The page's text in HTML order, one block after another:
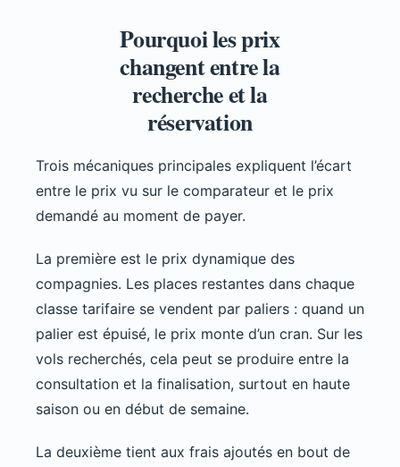
Pourquoi les prix
changent entre la
recherche et la
réservation
Trois mécaniques principales expliquent l’écart
entre le prix vu sur le comparateur et le prix
demandé au moment de payer.
La première est le prix dynamique des
compagnies. Les places restantes dans chaque
classe tarifaire se vendent par paliers : quand un
palier est épuisé, le prix monte d’un cran. Sur les
vols recherchés, cela peut se produire entre la
consultation et la finalisation, surtout en haute
saison ou en début de semaine.
La deuxième tient aux frais ajoutés en bout de